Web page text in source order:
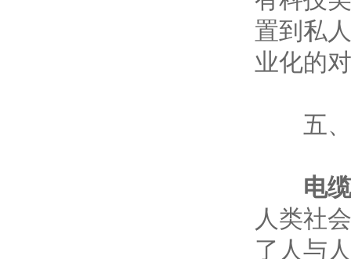
置到私
业化的
五、
电缆
人类社
了人与